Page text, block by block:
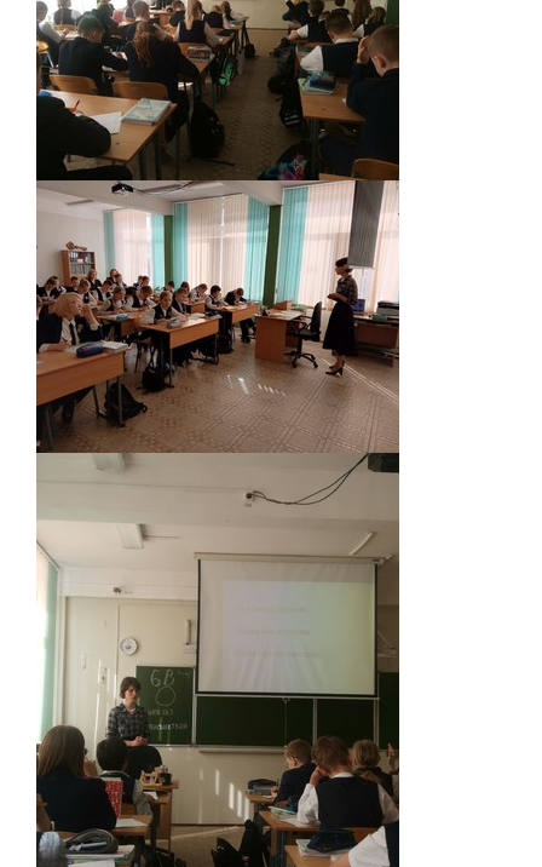
Мероприятия "Антикоррупция"
Комиссия по противодействию
коррупции
Обратная связь для сообщений о
фактах коррупции
Инновационная деятельность
Центр цифрового образования
"ИнфинITи"
О Центре
Новости
Направления и программы
Педагоги
Мероприятия
Контакты